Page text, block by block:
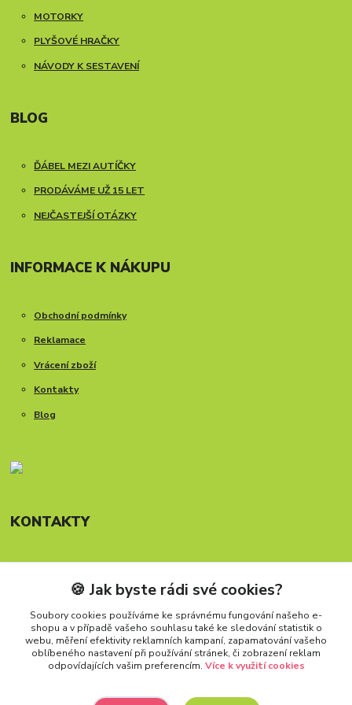
MOTORKY
PLYŠOVÉ HRAČKY
NÁVODY K SESTAVENÍ
BLOG
ĎÁBEL MEZI AUTÍČKY
PRODÁVÁME UŽ 15 LET
NEJČASTEJŠÍ OTÁZKY
INFORMACE K NÁKUPU
Obchodní podmínky
Reklamace
Vrácení zboží
Kontakty
Blog
KONTAKTY
Telefon: +420 777 288 882
Provozní doba Po-Pá, 8-15:30 hod.
info@carforkids.cz
🍪 Jak byste rádi své cookies?
Soubory cookies používáme ke správnému fungování našeho e-
shopu a v případě vašeho souhlasu také ke sledování statistik o
webu, měření efektivity reklamních kampaní, zapamatování vašeho
oblíbeného nastavení při používání stránek, či zobrazení reklam
odpovídajících vašim preferencím. Více k využití cookies